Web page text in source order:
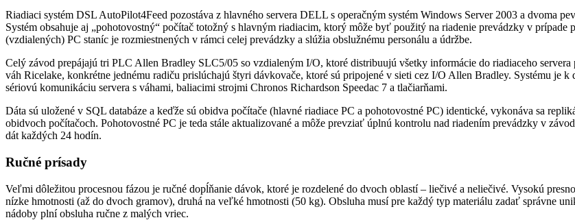
Riadiaci systém DSL AutoPilot4Feed pozostáva z hlavného servera DELL s operačným systém Windows Server 2003 a dvoma
Systém obsahuje aj „pohotovostný“ počítač totožný s hlavným riadiacim, ktorý môže byť použitý na riadenie prevádzky v
(vzdialených) PC staníc je rozmiestnených v rámci celej prevádzky a slúžia obslužnému personálu a údržbe.
Celý závod prepájajú tri PLC Allen Bradley SLC5/05 so vzdialeným I/O, ktoré distribuujú všetky informácie do riadiaceho
váh Ricelake, konkrétne jednému radiču prislúchajú štyri dávkovače, ktoré sú pripojené v sieti cez I/O Allen Bradley. Systému je
sériovú komunikáciu servera s váhami, baliacimi strojmi Chronos Richardson Speedac 7 a tlačiarňami.
Dáta sú uložené v SQL databáze a keďže sú obidva počítače (hlavné riadiace PC a pohotovostné PC) identické, vykonáva sa
obidvoch počítačoch. Pohotovostné PC je teda stále aktualizované a môže prevziať úplnú kontrolu nad riadením prevádzky v
dát každých 24 hodín.
Ručné prísady
Veľmi dôležitou procesnou fázou je ručné dopĺňanie dávok, ktoré je rozdelené do dvoch oblastí – liečivé a neliečivé. Vysokú
nízke hmotnosti (až do dvoch gramov), druhá na veľké hmotnosti (50 kg). Obsluha musí pre každý typ materiálu zadať správne
nádoby plní obsluha ručne z malých vriec.